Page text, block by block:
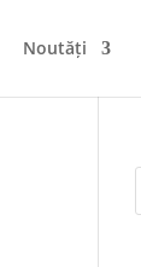
Noutăți